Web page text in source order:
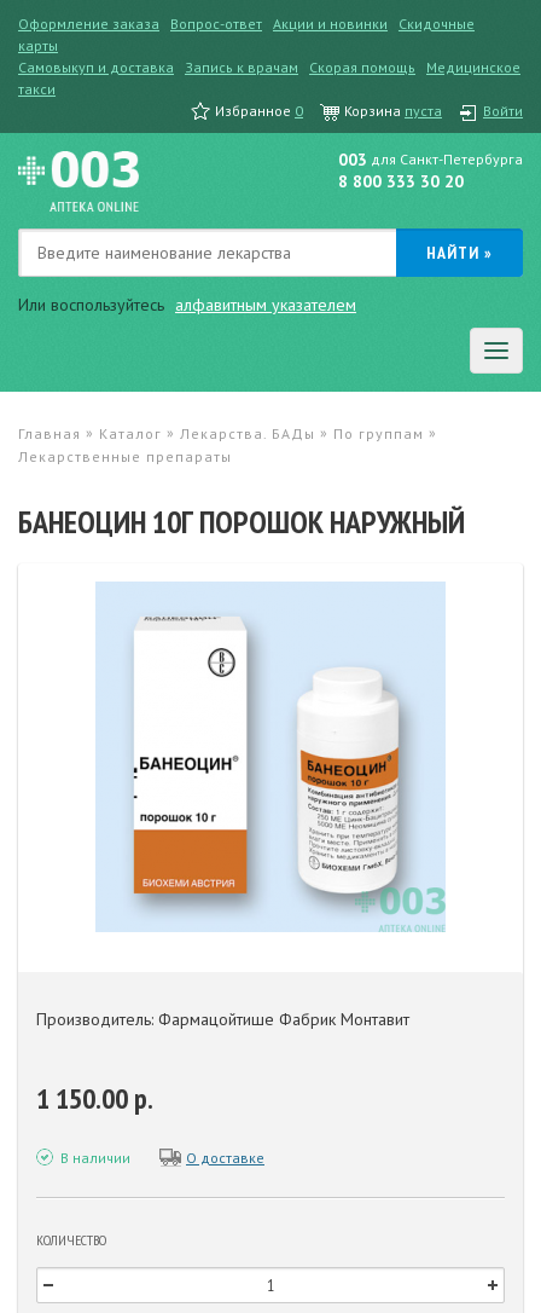
Оформление заказа Вопрос-ответ Акции и новинки
Скидочные
карты
Самовыкуп и доставка
Запись к врачам Скорая помощь
Медицинское
такси
Избранное 0 Корзина пуста Войти
Или воспользуйтесь алфавитным указателем
003 для Санкт-Петербурга
8 800 333 30 20
Главная » Каталог » Лекарства. БАДы » По группам »
Лекарственные препараты
БАНЕОЦИН 10Г ПОРОШОК НАРУЖНЫЙ
Производитель: Фармацойтише Фабрик Монтавит
1 150.00 р.
В наличии О доставке
КОЛИЧЕСТВО